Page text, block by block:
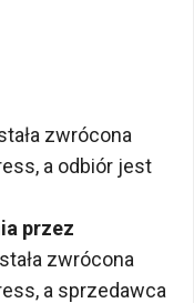
zwrócona
a odbiór jest
przez
zwrócona
a sprzedawca